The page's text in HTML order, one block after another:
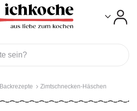
Backrezepte Zimtschnecken-Häschen